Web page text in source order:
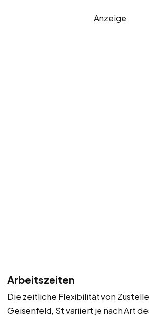
Anzeige
Arbeitszeiten
Die zeitliche Flexibilität von
Geisenfeld, St variiert je nach Art